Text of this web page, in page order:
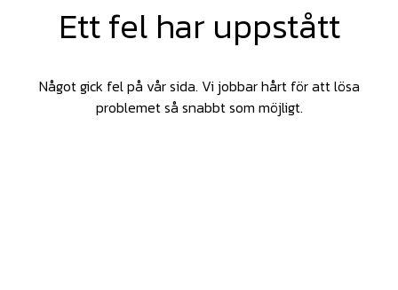
Ett fel har uppstått
Något gick fel på vår sida. Vi jobbar hårt för att lösa
problemet så snabbt som möjligt.